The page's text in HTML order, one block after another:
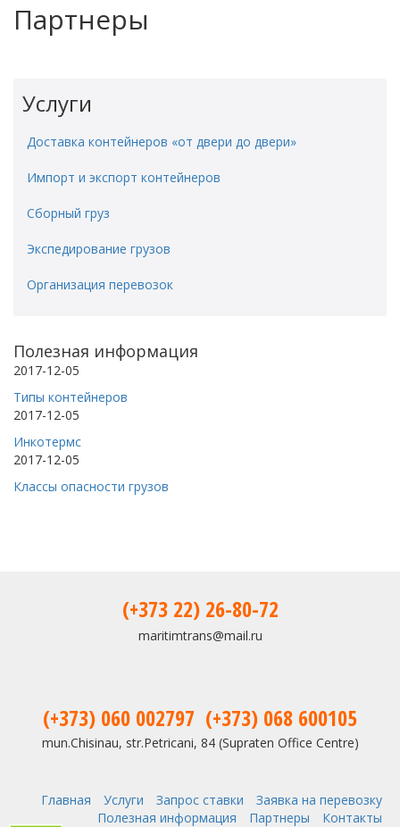
Партнеры
Услуги
Доставка контейнеров «от двери до двери»
Импорт и экспорт контейнеров
Сборный груз
Экспедирование грузов
Организация перевозок
Полезная информация
2017-12-05
Типы контейнеров
2017-12-05
Инкотермс
2017-12-05
Классы опасности грузов
(+373 22) 26-80-72
maritimtrans@mail.ru
(+373) 060 002797 (+373) 068 600105
mun.Chisinau, str.Petricani, 84 (Supraten Office Centre)
Главная Услуги Запрос ставки
Заявка на перевозку
Полезная информация
Партнеры Контакты